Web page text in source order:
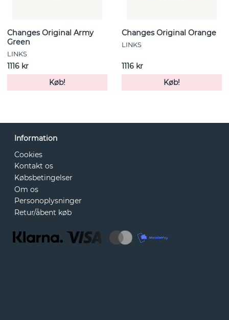
Changes Original Army
Green
LINKS
1116 kr
Køb!
Changes Original Orange
LINKS
1116 kr
Køb!
Information
Cookies
Kontakt os
Købsbetingelser
Om os
Personoplysninger
Retur/åbent køb